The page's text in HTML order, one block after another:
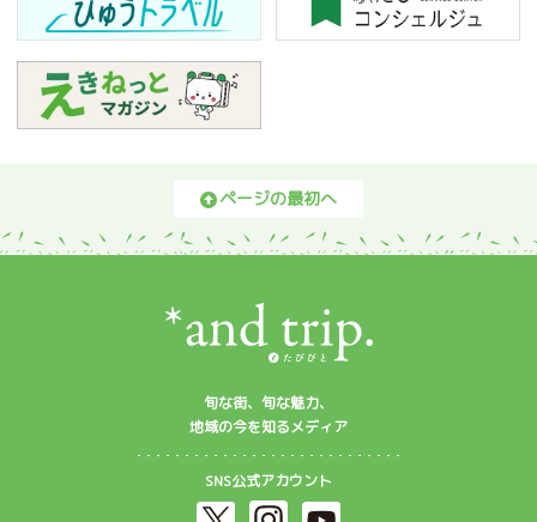
ページの最初へ
旬な街、旬な魅力、
地域の今を知るメディア
SNS公式アカウント